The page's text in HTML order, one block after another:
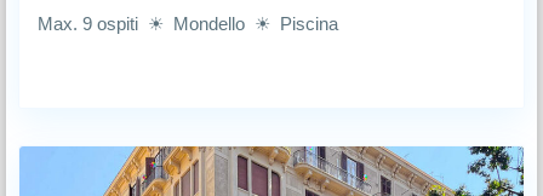
Max. 9 ospiti ☀ Mondello ☀ Piscina